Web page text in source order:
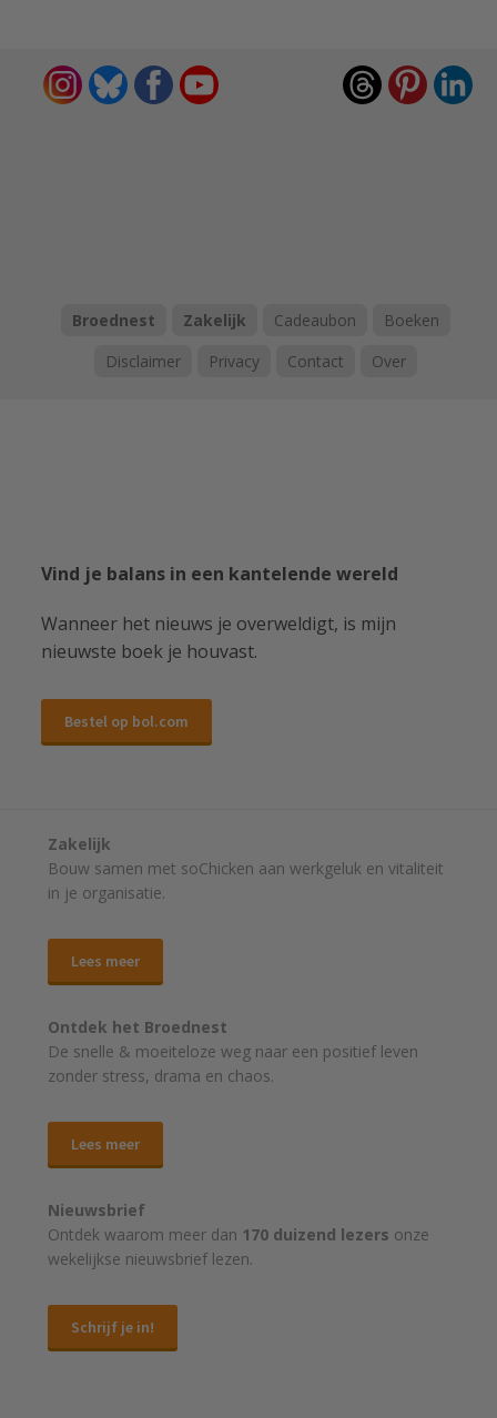
Broednest Zakelijk Cadeaubon
Boeken
Disclaimer
Privacy Contact Over
Vind je balans in een kantelende wereld
Wanneer het nieuws je overweldigt, is mijn
nieuwste boek je houvast.
Bestel op bol.com
Zakelijk
Bouw samen met soChicken aan werkgeluk en vitaliteit
in je organisatie.
Lees meer
Ontdek het Broednest
De snelle & moeiteloze weg naar een positief leven
zonder stress, drama en chaos.
Lees meer
Nieuwsbrief
Ontdek waarom meer dan 170 duizend lezers onze
wekelijkse nieuwsbrief lezen.
Schrijf je in!